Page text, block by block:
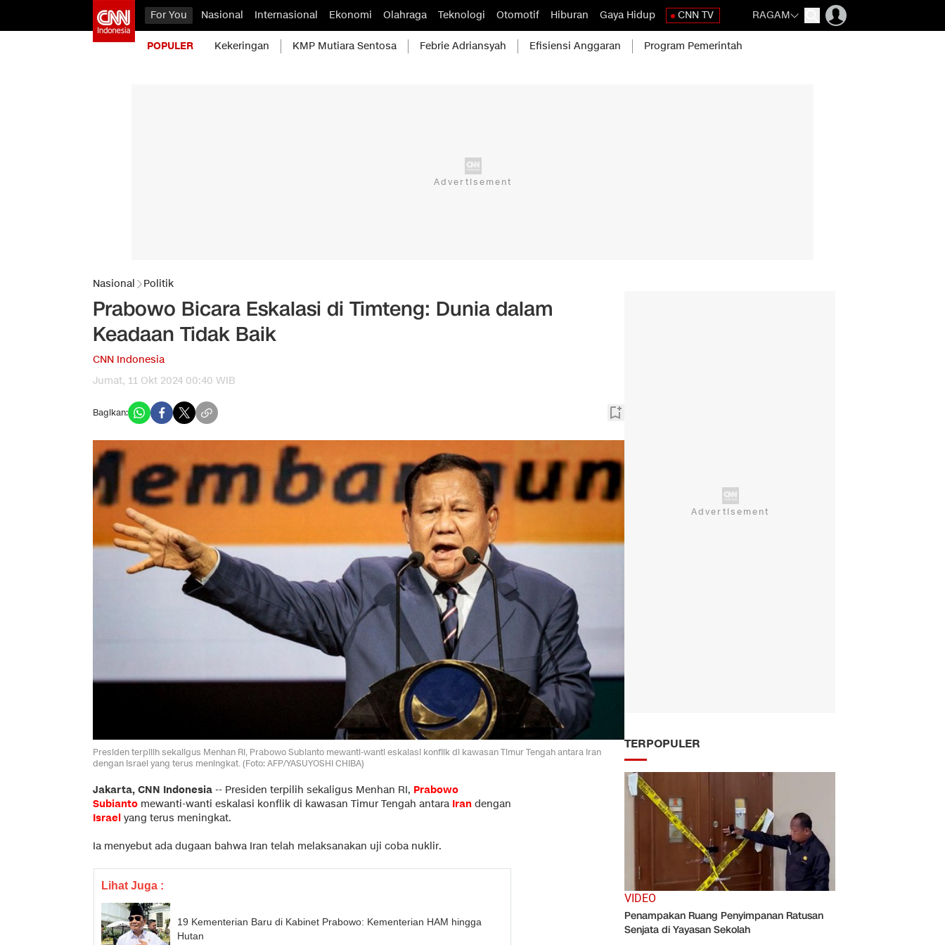
For You Nasional Internasional Ekonomi Olahraga Teknologi Otomotif Hiburan Gaya Hidup CNN TV RAGAM
POPULER Kekeringan KMP Mutiara Sentosa Febrie Adriansyah Efisiensi Anggaran Program Pemerintah
Nasional Politik
Prabowo Bicara Eskalasi di Timteng: Dunia dalam
Keadaan Tidak Baik
CNN Indonesia
Jumat, 11 Okt 2024 00:40 WIB
Bagikan:
Presiden terpilih sekaligus Menhan RI, Prabowo Subianto mewanti-wanti eskalasi konflik di kawasan Timur Tengah antara Iran
dengan Israel yang terus meningkat. (Foto: AFP/YASUYOSHI CHIBA)
Jakarta, CNN Indonesia -- Presiden terpilih sekaligus Menhan RI, Prabowo
Subianto mewanti-wanti eskalasi konflik di kawasan Timur Tengah antara Iran dengan
Israel yang terus meningkat.
Ia menyebut ada dugaan bahwa Iran telah melaksanakan uji coba nuklir.
Lihat Juga :
19 Kementerian Baru di Kabinet Prabowo: Kementerian HAM hingga
Hutan
TERPOPULER
VIDEO
Penampakan Ruang Penyimpanan Ratusan
Senjata di Yayasan Sekolah